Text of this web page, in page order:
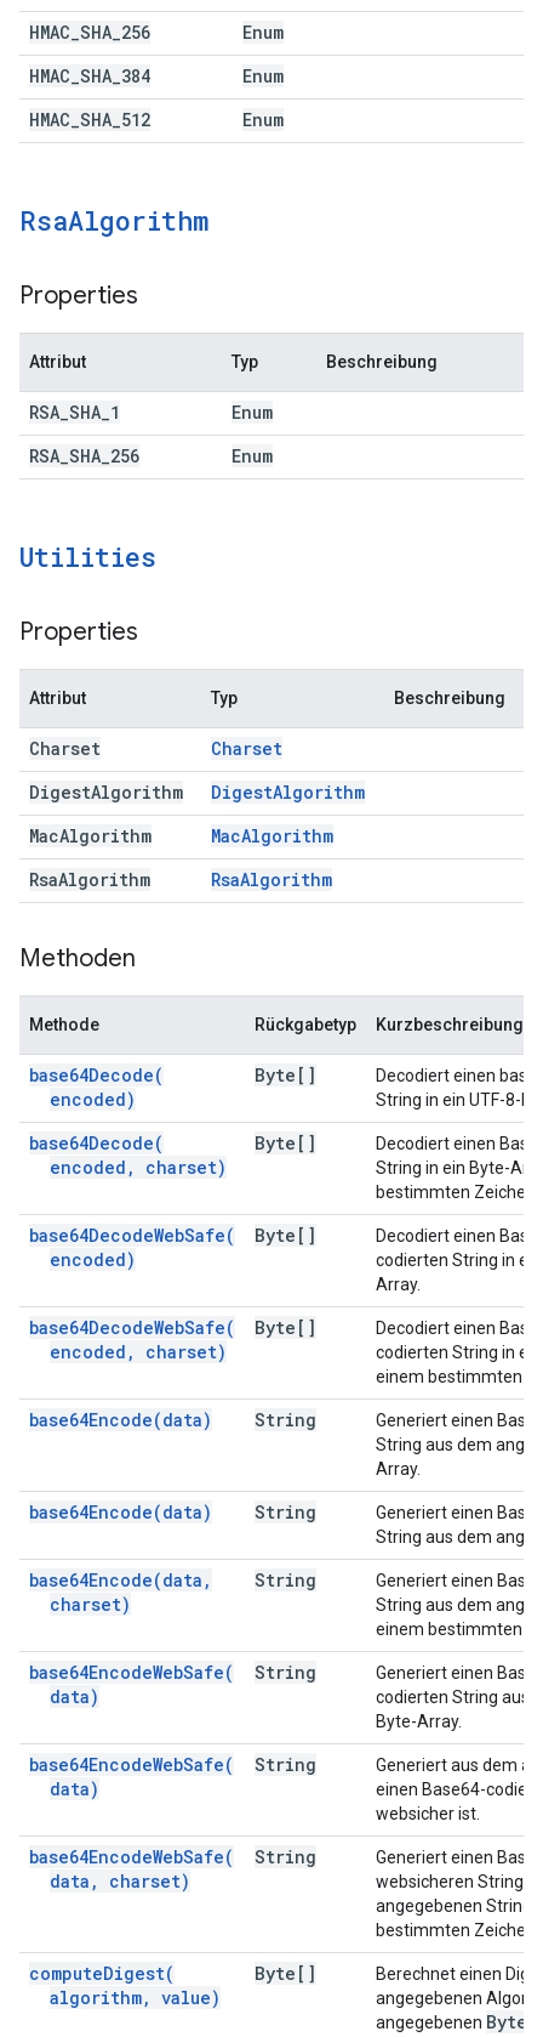
HMAC SHA 256
Enum
HMAC SHA 384
Enum
HMAC SHA 512 Enum
RsaAlgorithm
Properties
Attribut Typ Beschreibung
RSA SHA 1
Enum
RSA SHA 256 Enum
Utilities
Properties
Attribut Typ Beschreibung
Charset
Charset
DigestAlgorithm DigestAlgorithm
MacAlgorithm MacAlgorithm
RsaAlgorithm RsaAlgorithm
Methoden
Methode Rückgabetyp Kurzbeschreibung
base64Decode(
encoded)
Byte[]
Decodiert einen
String in ein UTF-8-
base64Decode(
encoded , charset)
Byte[]
Decodiert einen
String in ein Byte-
bestimmten
base64DecodeWebSafe(
encoded)
Byte[]
Decodiert einen
codierten String in
Array.
base64DecodeWebSafe(
encoded , charset)
Byte[]
Decodiert einen
codierten String in
einem bestimmten
base64Encode(data) String
Generiert einen
String aus dem
Array.
base64Encode(data) String
Generiert einen
String aus dem
base64Encode(data ,
charset)
String
Generiert einen
String aus dem
einem bestimmten
base64EncodeWebSafe(
data)
String
Generiert einen
codierten String aus
Byte-Array.
base64EncodeWebSafe(
data)
String
Generiert aus dem
einen Base64-
websicher ist.
base64EncodeWebSafe(
data , charset)
String
Generiert einen
websicheren String
angegebenen String
bestimmten
computeDigest(
algorithm, value)
Byte[]
Berechnet einen
angegebenen
angegebenen